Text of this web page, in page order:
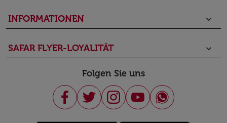
INFORMATIONEN keyboard_arrow_down
SAFAR FLYER-LOYALITÄT keyboard_arrow_down
Folgen Sie uns